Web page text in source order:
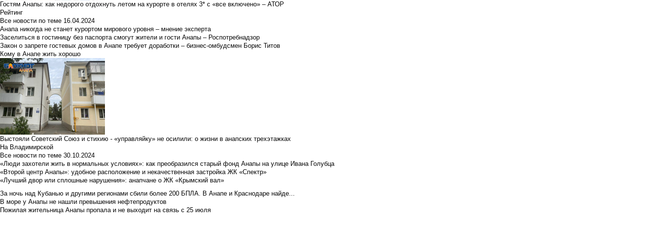
Гостям Анапы: как недорого отдохнуть летом на курорте в отелях 3* с «все включено» – АТОР
Рейтинг
Все новости по теме 16.04.2024
Анапа никогда не станет курортом мирового уровня – мнение эксперта
Заселиться в гостиницу без паспорта смогут жители и гости Анапы – Роспотребнадзор
Закон о запрете гостевых домов в Анапе требует доработки – бизнес-омбудсмен Борис Титов
Кому в Анапе жить хорошо
Выстояли Советский Союз и стихию - «управляйку» не осилили: о жизни в анапских трехэтажках
На Владимирской
Все новости по теме 30.10.2024
«Люди захотели жить в нормальных условиях»: как преобразился старый фонд Анапы на улице Ивана Голубца
«Второй центр Анапы»: удобное расположение и некачественная застройка ЖК «Спектр»
«Лучший двор или сплошные нарушения»: анапчане о ЖК «Крымский вал»
За ночь над Кубанью и другими регионами сбили более 200 БПЛА. В Анапе и Краснодаре найде...
В море у Анапы не нашли превышения нефтепродуктов
Пожилая жительница Анапы пропала и не выходит на связь с 25 июля